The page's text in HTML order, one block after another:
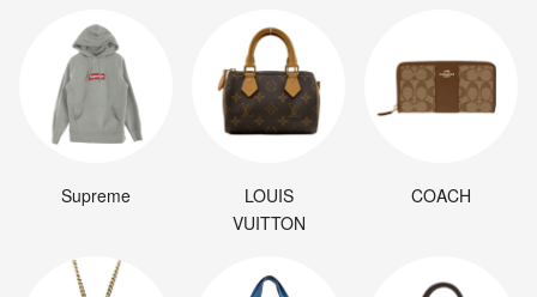
Supreme
LOUIS
VUITTON
COACH